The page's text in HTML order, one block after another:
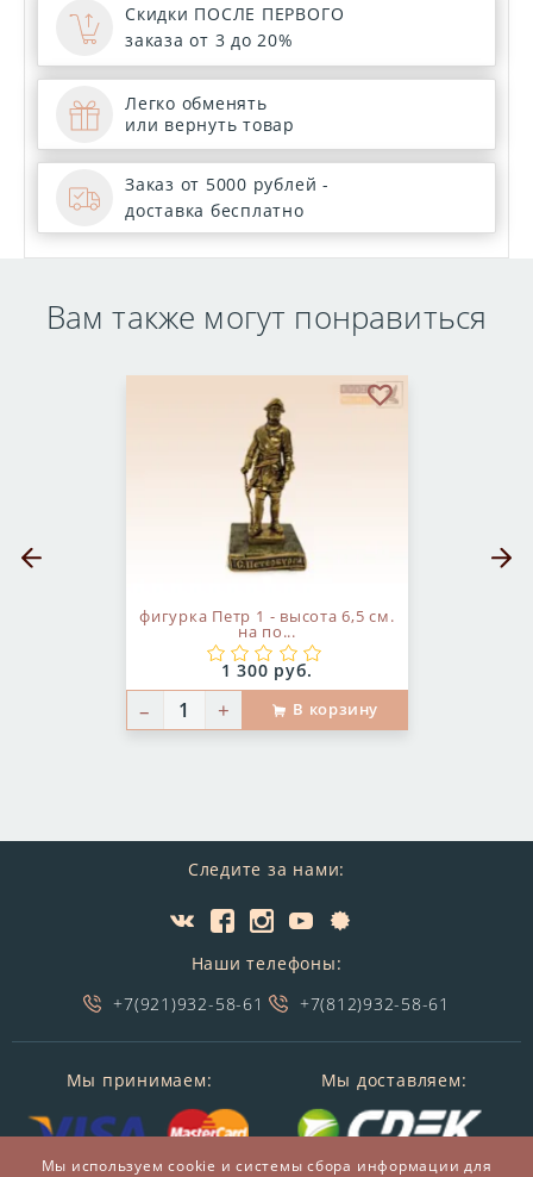
Скидки ПОСЛЕ ПЕРВОГО
заказа от 3 до 20%
Легко обменять
или вернуть товар
Заказ от 5000 рублей -
доставка бесплатно
Вам также могут понравиться
фигурка Петр 1 - высота 6,5 см.
на по...
Цена:
1 300 руб.
– + В корзину
В избранное
Предыдущий слайд
Следите за нами:
Наши телефоны:
+7(921)932-58-61
+7(812)932-58-61
Мы принимаем: Мы доставляем:
Мы используем cookie и системы сбора информации для